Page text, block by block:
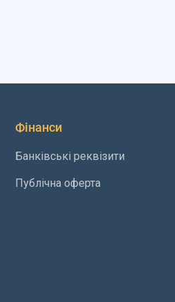
Фінанси
Банківські реквізити
Публічна оферта